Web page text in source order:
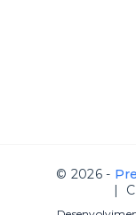
© 2026 -
|